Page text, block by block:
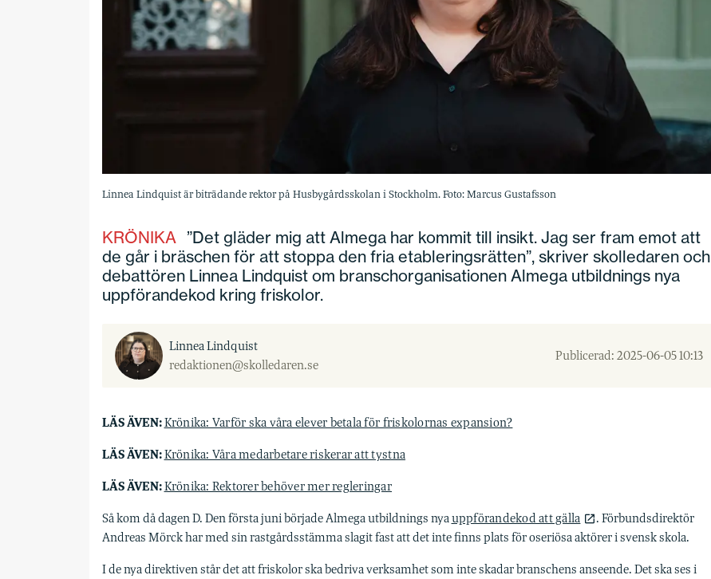
Linnea Lindquist är biträdande rektor på Husbygårdsskolan i Stockholm. Foto: Marcus Gustafsson
KRÖNIKA ”Det gläder mig att Almega har kommit till insikt. Jag ser fram emot att
de går i bräschen för att stoppa den fria etableringsrätten”, skriver skolledaren och
debattören Linnea Lindquist om branschorganisationen Almega utbildnings nya
uppförandekod kring friskolor.
Linnea Lindquist
redaktionen@skolledaren.se
Publicerad: 2025-06-05 10:13
LÄS ÄVEN:Krönika: Varför ska våra elever betala för friskolornas expansion?
LÄS ÄVEN:Krönika: Våra medarbetare riskerar att tystna
LÄS ÄVEN:Krönika: Rektorer behöver mer regleringar
Så kom då dagen D. Den första juni började Almega utbildnings nyauppförandekod att gälla
. Förbundsdirektör
Andreas Mörck har med sin rastgårdsstämma slagit fast att det inte finns plats för oseriösa aktörer i svensk skola.
I de nya direktiven står det att friskolor ska bedriva verksamhet som inte skadar branschens anseende. Det ska ses i